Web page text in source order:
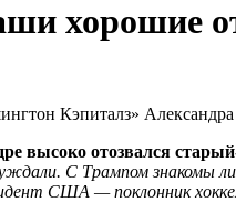
хорошие
Кэпиталз»
высоко отозвался
С Трампом знакомы
США — поклонник